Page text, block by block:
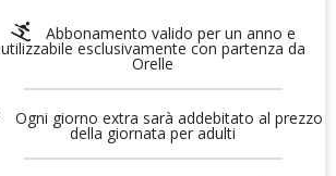
Abbonamento valido per un anno e
utilizzabile esclusivamente con partenza da
Orelle
Ogni giorno extra sarà addebitato al prezzo
della giornata per adulti